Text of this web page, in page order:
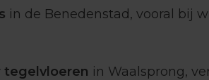
in de Benedenstad, vooral bij
tegelvloeren in Waalsprong,